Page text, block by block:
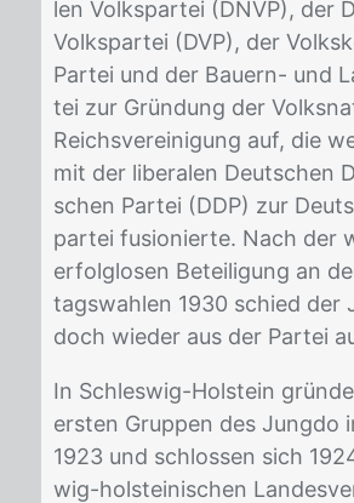
len Volks­par­tei (DNVP), der
Volks­par­tei (DVP), der
Par­tei und der Bau­ern- und
tei zur Grün­dung der
Reichs­ver­ei­ni­gung auf, die
mit der li­be­ra­len Deut­schen
schen Par­tei (DDP) zur
par­tei fu­sio­nier­te. Nach der
er­folg­lo­sen Be­tei­li­gung an
tags­wah­len 1930 schied der
doch wie­der aus der Par­tei
In Schles­wig-Hol­stein
ers­ten Grup­pen des Jung­do
1923 und schlos­sen sich
wig-hol­stei­ni­schen